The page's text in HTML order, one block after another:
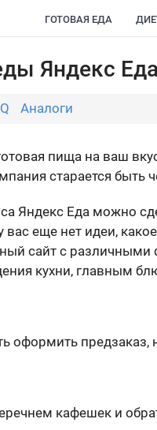
ГОТОВАЯ ЕДА
Яндекс Еда
Аналоги
пища на ваш
старается быть
Яндекс Еда можно
вас еще нет идеи,
сайт с различными
кухни, главным
оформить предзаказ,
кафешек и